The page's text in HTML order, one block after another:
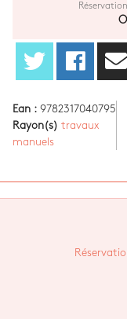
Ean : 9782317040795
Rayon(s) travaux
manuels